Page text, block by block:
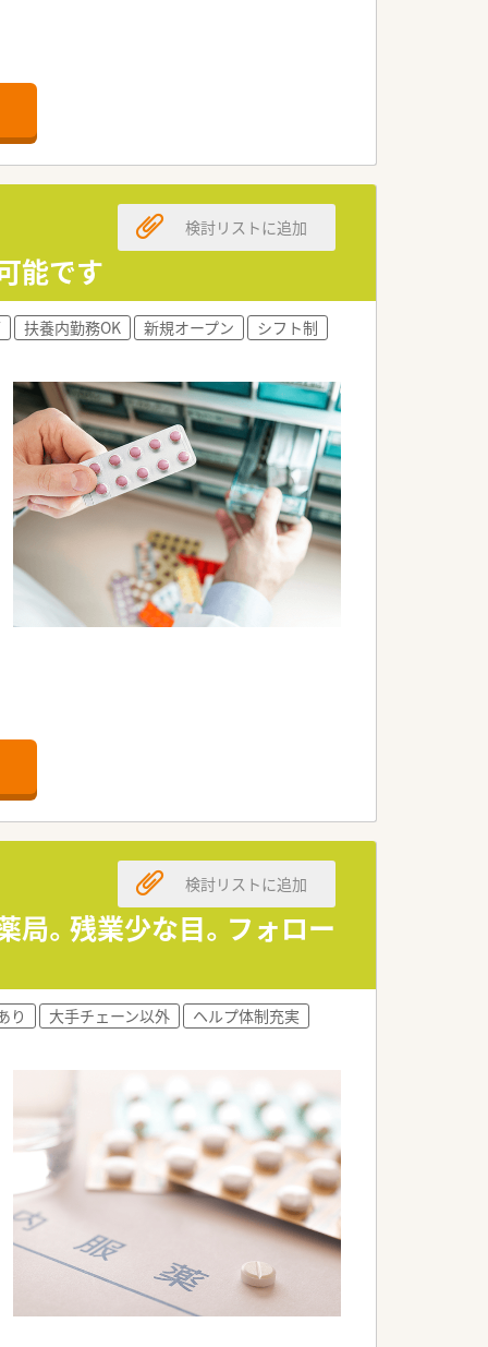
能です
検討リストに追加
扶養内勤務OK 新規オープン シフト制
て薬剤師会に協力しています
局。残業少な目。フォロー
検討リストに追加
り 大手チェーン以外 ヘルプ体制充実